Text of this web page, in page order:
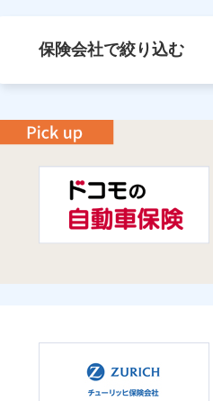
保険会社で絞り込む